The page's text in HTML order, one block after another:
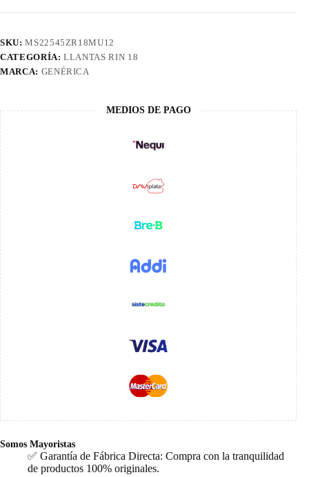
SKU:MS22545ZR18MU12
CATEGORÍA:LLANTAS RIN 18
MARCA: GENÉRICA
MEDIOS DE PAGO
Somos Mayoristas
✅ Garantía de Fábrica Directa: Compra con la tranquilidad
de productos 100% originales.